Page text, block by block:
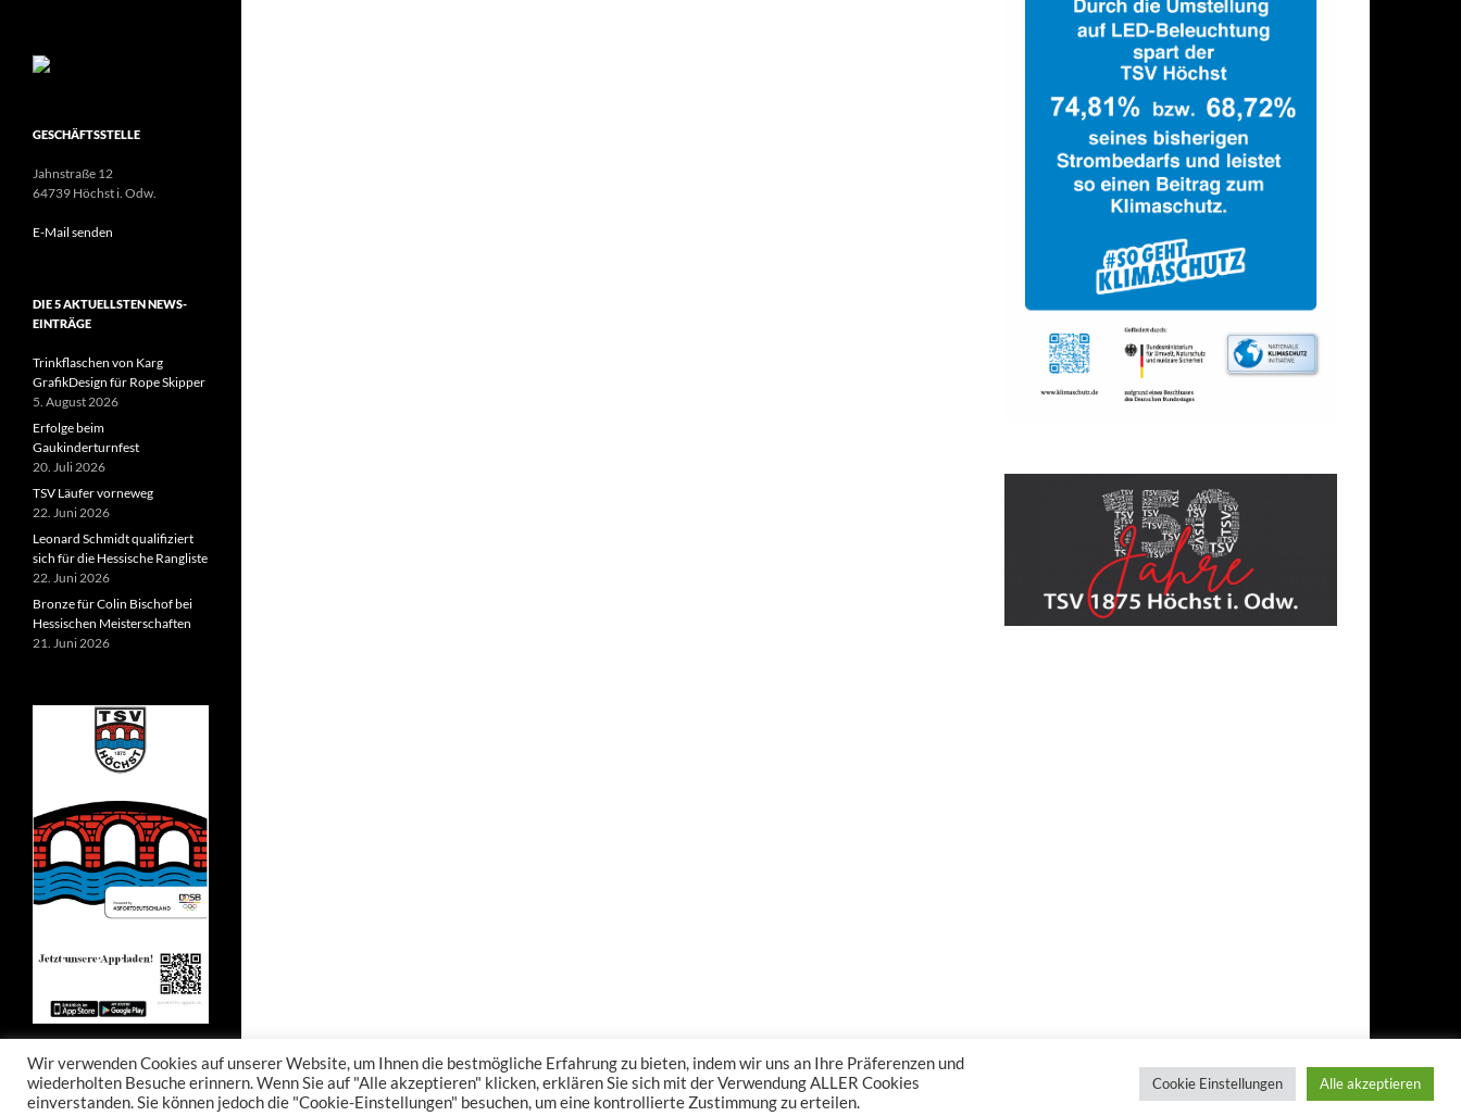
GESCHÄFTSSTELLE
Jahnstraße 12
64739 Höchst i. Odw.
E-Mail senden
DIE 5 AKTUELLSTEN NEWS-
EINTRÄGE
Trinkflaschen von Karg
GrafikDesign für Rope Skipper
5. August 2026
Erfolge beim
Gaukinderturnfest
20. Juli 2026
TSV Läufer vorneweg
22. Juni 2026
Leonard Schmidt qualifiziert
sich für die Hessische Rangliste
22. Juni 2026
Bronze für Colin Bischof bei
Hessischen Meisterschaften
21. Juni 2026
Wir verwenden Cookies auf unserer Website, um Ihnen die bestmögliche Erfahrung zu bieten, indem wir uns an Ihre Präferenzen und
wiederholten Besuche erinnern. Wenn Sie auf "Alle akzeptieren" klicken, erklären Sie sich mit der Verwendung ALLER Cookies
einverstanden. Sie können jedoch die "Cookie-Einstellungen" besuchen, um eine kontrollierte Zustimmung zu erteilen.
Cookie Einstellungen Alle akzeptieren